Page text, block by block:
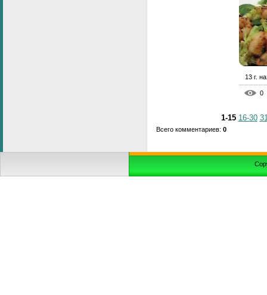
13 г.
0
1-15 16-30
Всего комментариев: 0